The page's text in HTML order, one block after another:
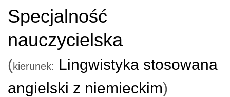
Specjalność
nauczycielska
(kierunek: Lingwistyka stosowana
angielski z niemieckim)